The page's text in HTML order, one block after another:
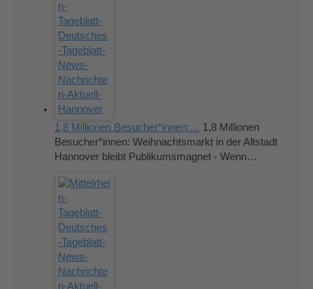
1,8 Millionen Besucher*innen:… 1,8 Millionen
Besucher*innen: Weihnachtsmarkt in der Altstadt
Hannover bleibt Publikumsmagnet - Wenn…